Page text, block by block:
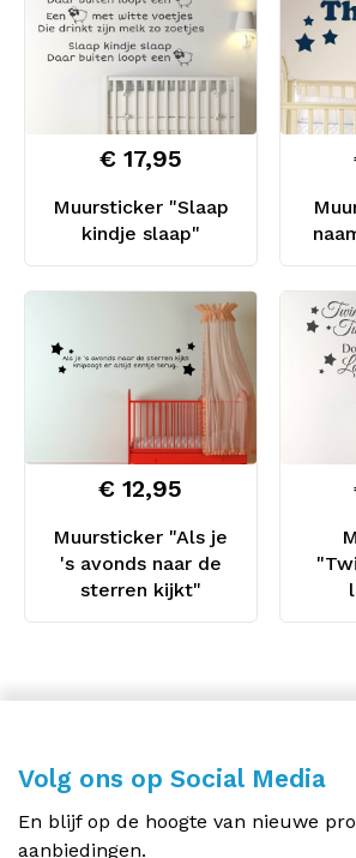
Muursticker "Slaap
kindje slaap"
€ 17,95
Muursticker "Als je
's avonds naar de
sterren kijkt"
€ 12,95
Volg ons op Social Media
En blijf op de hoogte van nieuwe
aanbiedingen.